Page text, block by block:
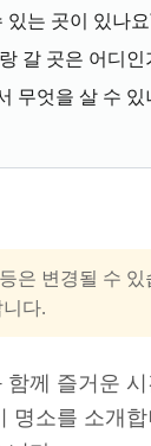
있는 곳이 있나
갈 곳은 어디인
무엇을 살 수 있
은 변경될 수
다.
께 즐거운
명소를 소개